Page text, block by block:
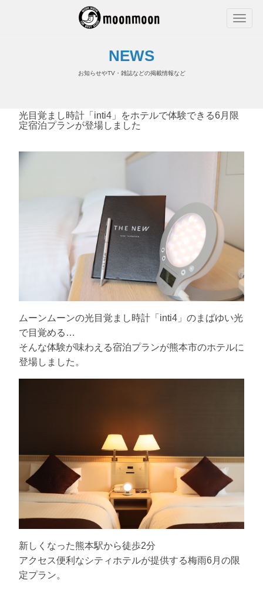
NEWS
お知らせやTV・雑誌などの掲載情報など
光目覚まし時計「inti4」をホテルで体験できる6月限
定宿泊プランが登場しました
ムーンムーンの光目覚まし時計「inti4」のまばゆい光
で目覚める…
そんな体験が味わえる宿泊プランが熊本市のホテルに
登場しました。
新しくなった熊本駅から徒歩2分
アクセス便利なシティホテルが提供する梅雨6月の限
定プラン。